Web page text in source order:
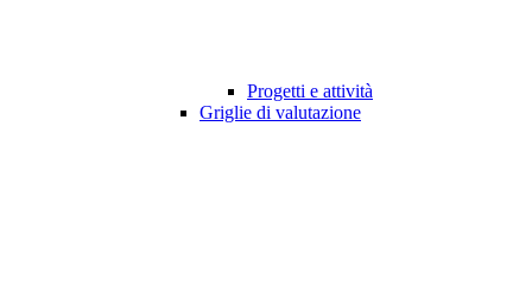
Progetti e attività
Griglie di valutazione